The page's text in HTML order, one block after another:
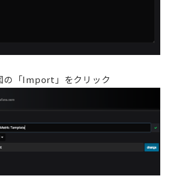
の「Import」をクリック